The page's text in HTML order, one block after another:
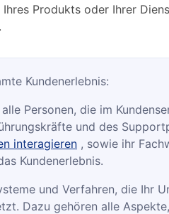
Produkts oder Ihrer
Kundenerlebnis:
Personen, die im
und des
interagieren , sowie ihr
Kundenerlebnis.
und Verfahren, die Ihr
Dazu gehören alle